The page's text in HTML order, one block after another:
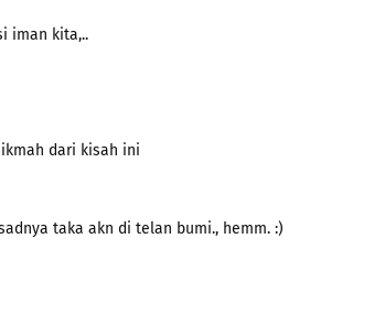
iman kita,..
dari kisah ini
taka akn di telan bumi., hemm. :)